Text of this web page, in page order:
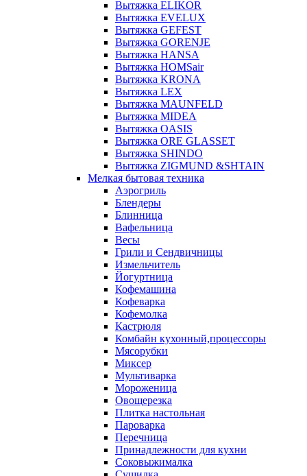
Вытяжка ELIKOR
Вытяжка EVELUX
Вытяжка GEFEST
Вытяжка GORENJE
Вытяжка HANSA
Вытяжка HOMSair
Вытяжка KRONA
Вытяжка LEX
Вытяжка MAUNFELD
Вытяжка MIDEA
Вытяжка OASIS
Вытяжка ORE GLASSET
Вытяжка SHINDO
Вытяжка ZIGMUND &SHTAIN
Мелкая бытовая техника
Аэрогриль
Блендеры
Блинница
Вафельница
Весы
Грили и Сендвичницы
Измельчитель
Йогуртница
Кофемашина
Кофеварка
Кофемолка
Кастрюля
Комбайн кухонный,процессоры
Мясорубки
Миксер
Мультиварка
Мороженица
Овощерезка
Плитка настольная
Пароварка
Перечница
Принадлежности для кухни
Соковыжималка